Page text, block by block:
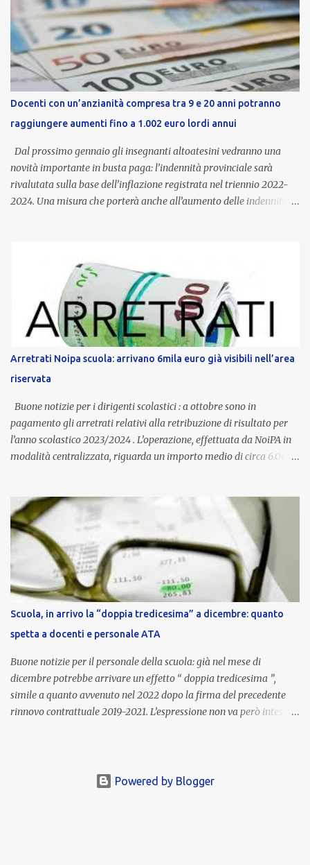
Docenti con un’anzianità compresa tra 9 e 20 anni potranno
raggiungere aumenti fino a 1.002 euro lordi annui
Dal prossimo gennaio gli insegnanti altoatesini vedranno una
novità importante in busta paga: l’indennità provinciale sarà
rivalutata sulla base dell’inflazione registrata nel triennio 2022-
2024. Una misura che porterà anche all’aumento delle indennità di
dedicato alle donne vittime di violenza di genere, in linea con la
normativa nazionale e con l’obiettivo di offrire maggiore tutela e
supporto in situazioni delicate. L’indennità provinciale per i docenti
è un unicum in Italia: si tratta di una misura esclusiva della
Provincia autonoma di Bolzano, che integra in maniera stabile lo
stipendio nazionale grazie alle prerogative garantite
dall’autonomia locale. Non è un bonus temporaneo né un
compenso accessorio, ma una voce strutturale di retribuzione,
aggiornata periodicamente in base al cost...
Arretrati Noipa scuola: arrivano 6mila euro già visibili nell’area
riservata
Buone notizie per i dirigenti scolastici : a ottobre sono in
pagamento gli arretrati relativi alla retribuzione di risultato per
l’anno scolastico 2023/2024 . L’operazione, effettuata da NoiPA in
modalità centralizzata, riguarda un importo medio di circa 6.000
ordinaria di ottobre . Cos’è la retribuzione di risultato La
retribuzione di risultato rappresenta la parte variabile dello
stipendio dei dirigenti scolastici. Viene corrisposta per valorizzare
la qualità dell’attività svolta, la gestione delle risorse e il
raggiungimento degli obiettivi fissati dal Ministero dell’Istruzione
e del Merito (MIM) . Per l’anno scolastico 2023/2024, il MIM ha
completato la procedura di valutazione e trasmesso i dati a NoiPA,
che ha poi disposto la liquidazione automatica in busta paga . Gli
importi e le trattenute L’importo medio lordo riconosciuto è di 6....
Scuola, in arrivo la “doppia tredicesima” a dicembre: quanto
spetta a docenti e personale ATA
Buone notizie per il personale della scuola: già nel mese di
dicembre potrebbe arrivare un effetto “ doppia tredicesima ”,
simile a quanto avvenuto nel 2022 dopo la firma del precedente
rinnovo contrattuale 2019-2021. L’espressione non va però intesa in
un’integrazione straordinaria che, pur non raggiungendo l’importo
Powered by Blogger